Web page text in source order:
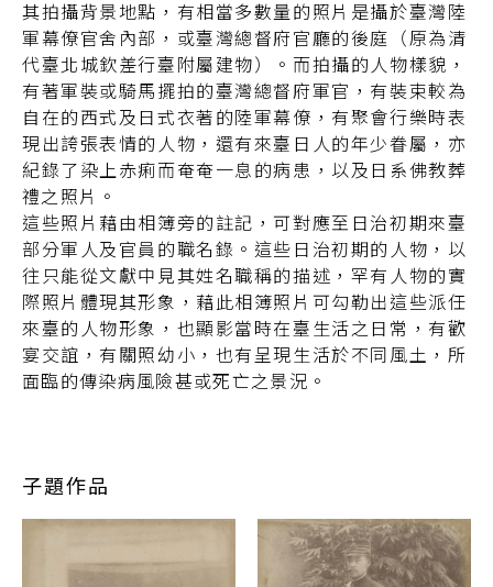
其拍攝背景地點，有相當多數量的照片是攝於臺灣陸
軍幕僚官舍內部，或臺灣總督府官廳的後庭（原為清
代臺北城欽差行臺附屬建物）。而拍攝的人物樣貌，
有著軍裝或騎馬擺拍的臺灣總督府軍官，有裝束較為
自在的西式及日式衣著的陸軍幕僚，有聚會行樂時表
現出誇張表情的人物，還有來臺日人的年少眷屬，亦
紀錄了染上赤痢而奄奄一息的病患，以及日系佛教葬
禮之照片。
這些照片藉由相簿旁的註記，可對應至日治初期來臺
部分軍人及官員的職名錄。這些日治初期的人物，以
往只能從文獻中見其姓名職稱的描述，罕有人物的實
際照片體現其形象，藉此相簿照片可勾勒出這些派任
來臺的人物形象，也顯影當時在臺生活之日常，有歡
宴交誼，有關照幼小，也有呈現生活於不同風土，所
面臨的傳染病風險甚或死亡之景況。
子題作品